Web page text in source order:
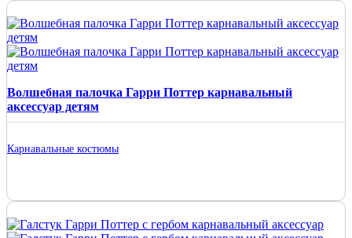
Волшебная палочка Гарри Поттер карнавальный
аксессуар детям
Карнавальные костюмы